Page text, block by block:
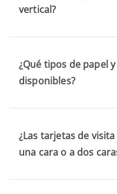
vertical?
¿Qué tipos de papel
disponibles?
¿Las tarjetas de
una cara o a dos